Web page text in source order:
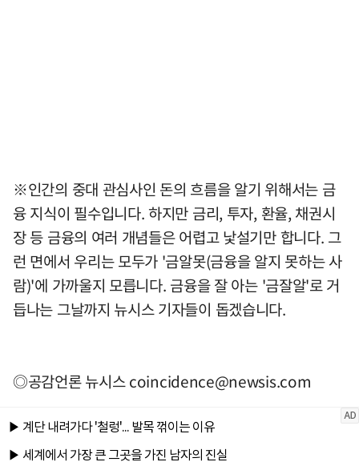
※인간의 중대 관심사인 돈의 흐름을 알기 위해서는 금
융 지식이 필수입니다. 하지만 금리, 투자, 환율, 채권시
장 등 금융의 여러 개념들은 어렵고 낯설기만 합니다. 그
런 면에서 우리는 모두가 '금알못(금융을 알지 못하는 사
람)'에 가까울지 모릅니다. 금융을 잘 아는 '금잘알'로 거
듭나는 그날까지 뉴시스 기자들이 돕겠습니다.
◎공감언론 뉴시스coincidence@newsis.com